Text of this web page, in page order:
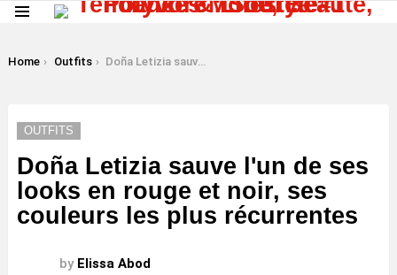
You are here:
Home Outfits Doña Letizia sauve l'un de ses looks en rouge et noir, ses couleurs les plus récurrentes
OUTFITS
Doña Letizia sauve l'un de ses
looks en rouge et noir, ses
couleurs les plus récurrentes
by Elissa Abod